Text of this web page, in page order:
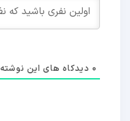
0 دیدکاه های این نوشته